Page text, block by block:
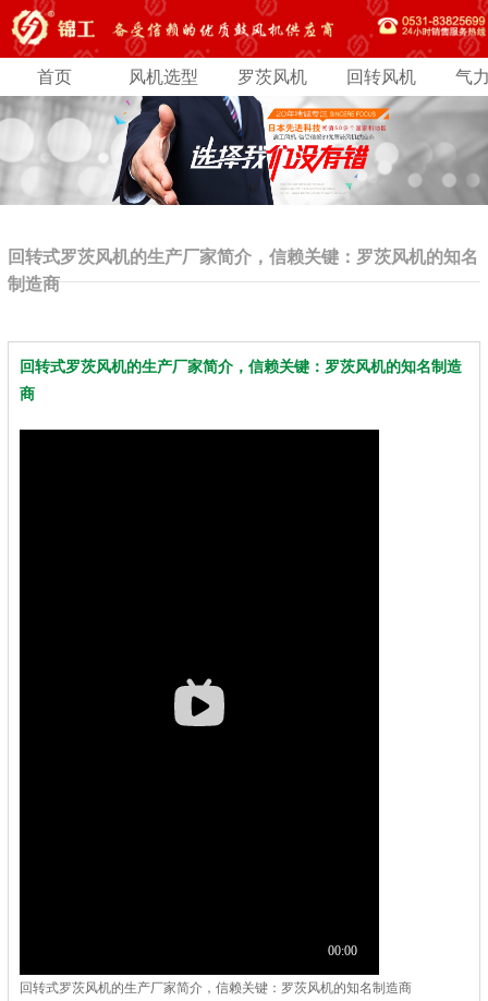
首页 风机选型 罗茨风机 回转风机 气
回转式罗茨风机的生产厂家简介，信赖关键：罗茨风机的知名
制造商
回转式罗茨风机的生产厂家简介，信赖关键：罗茨风机的知名制造
商
回转式罗茨风机的生产厂家简介，信赖关键：罗茨风机的知名制造商